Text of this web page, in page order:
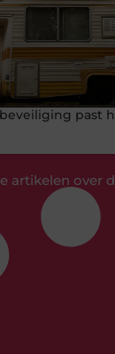
past
artikelen over